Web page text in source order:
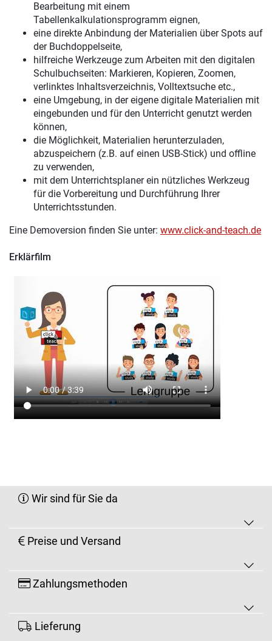
Bearbeitung mit einem
Tabellenkalkulationsprogramm eignen,
eine direkte Anbindung der Materialien über Spots auf
der Buchdoppelseite,
hilfreiche Werkzeuge zum Arbeiten mit den digitalen
Schulbuchseiten: Markieren, Kopieren, Zoomen,
verlinktes Inhaltsverzeichnis, Volltextsuche etc.,
eine Umgebung, in der eigene digitale Materialien mit
eingebunden und für den Unterricht genutzt werden
können,
die Möglichkeit, Materialien herunterzuladen,
abzuspeichern (z.B. auf einen USB-Stick) und offline
zu verwenden,
mit dem Unterrichtsplaner ein nützliches Werkzeug
für die Vorbereitung und Durchführung Ihrer
Unterrichtsstunden.
Eine Demoversion finden Sie unter: www.click-and-teach.de
Erklärfilm
Wir sind für Sie da
Preise und Versand
Zahlungsmethoden
Lieferung